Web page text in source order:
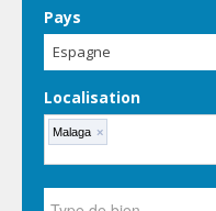
Pays
Espagne
Localisation
Malaga ×